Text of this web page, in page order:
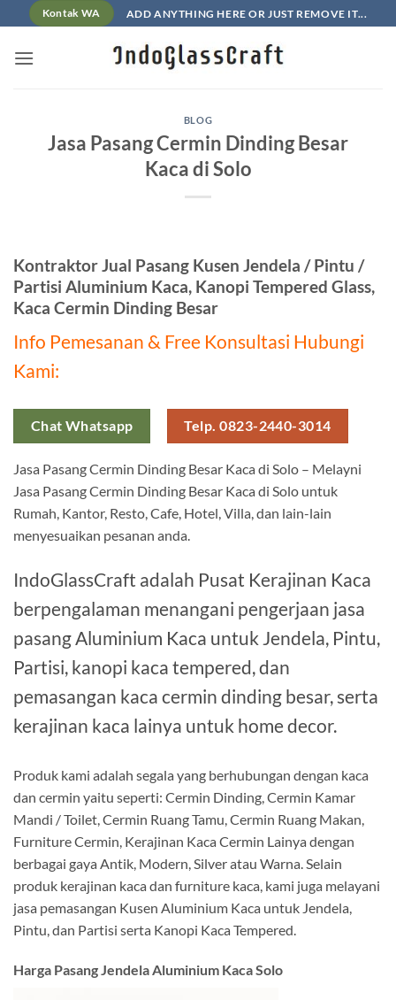
to
content
Kontak WA ADD ANYTHING HERE OR JUST REMOVE IT...
BLOG
Jasa Pasang Cermin Dinding Besar
Kaca di Solo
Kontraktor Jual Pasang Kusen Jendela / Pintu /
Partisi Aluminium Kaca, Kanopi Tempered Glass,
Kaca Cermin Dinding Besar
Info Pemesanan & Free Konsultasi Hubungi
Kami:
Chat Whatsapp Telp. 0823-2440-3014
Jasa Pasang Cermin Dinding Besar Kaca di Solo – Melayni
Jasa Pasang Cermin Dinding Besar Kaca di Solo untuk
Rumah, Kantor, Resto, Cafe, Hotel, Villa, dan lain-lain
menyesuaikan pesanan anda.
IndoGlassCraft adalah Pusat Kerajinan Kaca
berpengalaman menangani pengerjaan jasa
pasang Aluminium Kaca untuk Jendela, Pintu,
Partisi, kanopi kaca tempered, dan
pemasangan kaca cermin dinding besar, serta
kerajinan kaca lainya untuk home decor.
Produk kami adalah segala yang berhubungan dengan kaca
dan cermin yaitu seperti: Cermin Dinding, Cermin Kamar
Mandi / Toilet, Cermin Ruang Tamu, Cermin Ruang Makan,
Furniture Cermin, Kerajinan Kaca Cermin Lainya dengan
berbagai gaya Antik, Modern, Silver atau Warna. Selain
produk kerajinan kaca dan furniture kaca, kami juga melayani
jasa pemasangan Kusen Aluminium Kaca untuk Jendela,
Pintu, dan Partisi serta Kanopi Kaca Tempered.
Harga Pasang Jendela Aluminium Kaca Solo